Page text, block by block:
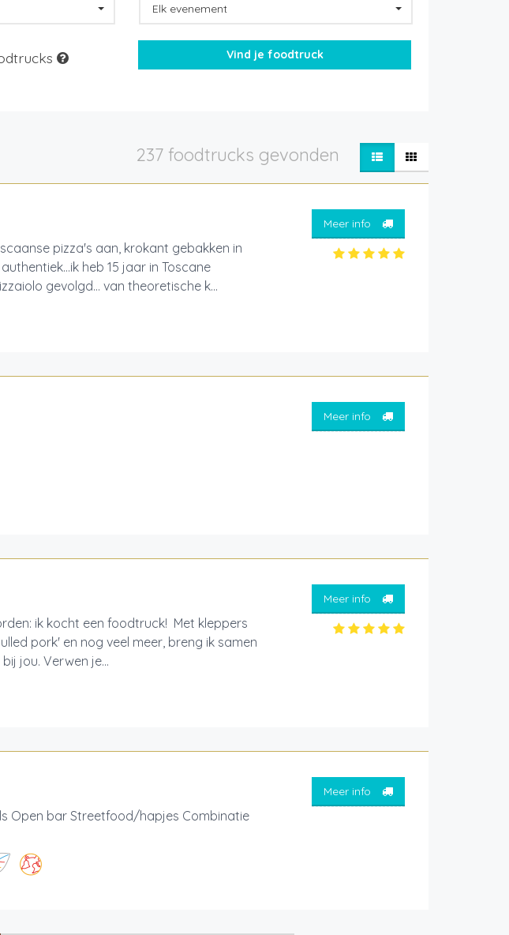
Elk evenement
237 foodtrucks gevonden
pizza's aan, krokant gebakken in
heb 15 jaar in Toscane
gevolgd… van theoretische k...
Meer info
Meer info
ik kocht een foodtruck! Met kleppers
pork' en nog veel meer, breng ik samen
jou. Verwen je...
Meer info
Open bar Streetfood/hapjes Combinatie
Meer info